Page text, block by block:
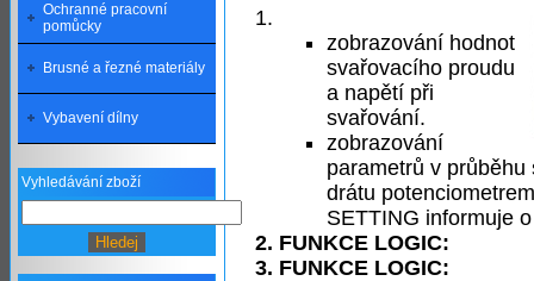
zobrazování hodnot
svařovacího proudu
a napětí při
svařování.
zobrazování
parametrů v
drátu
SETTING informuje
FUNKCE LOGIC:
FUNKCE LOGIC:
Ochranné pracovní
pomůcky
Brusné a řezné materiály
Vybavení dílny
Vyhledávání zboží